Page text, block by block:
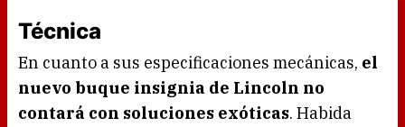
Técnica
En cuanto a sus especificaciones mecánicas, el
nuevo buque insignia de Lincoln no
contará con soluciones exóticas. Habida